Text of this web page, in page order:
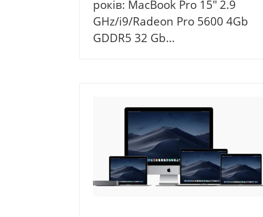
років: MacBook Pro 15″ 2.9
GHz/i9/Radeon Pro 5600 4Gb
GDDR5 32 Gb...